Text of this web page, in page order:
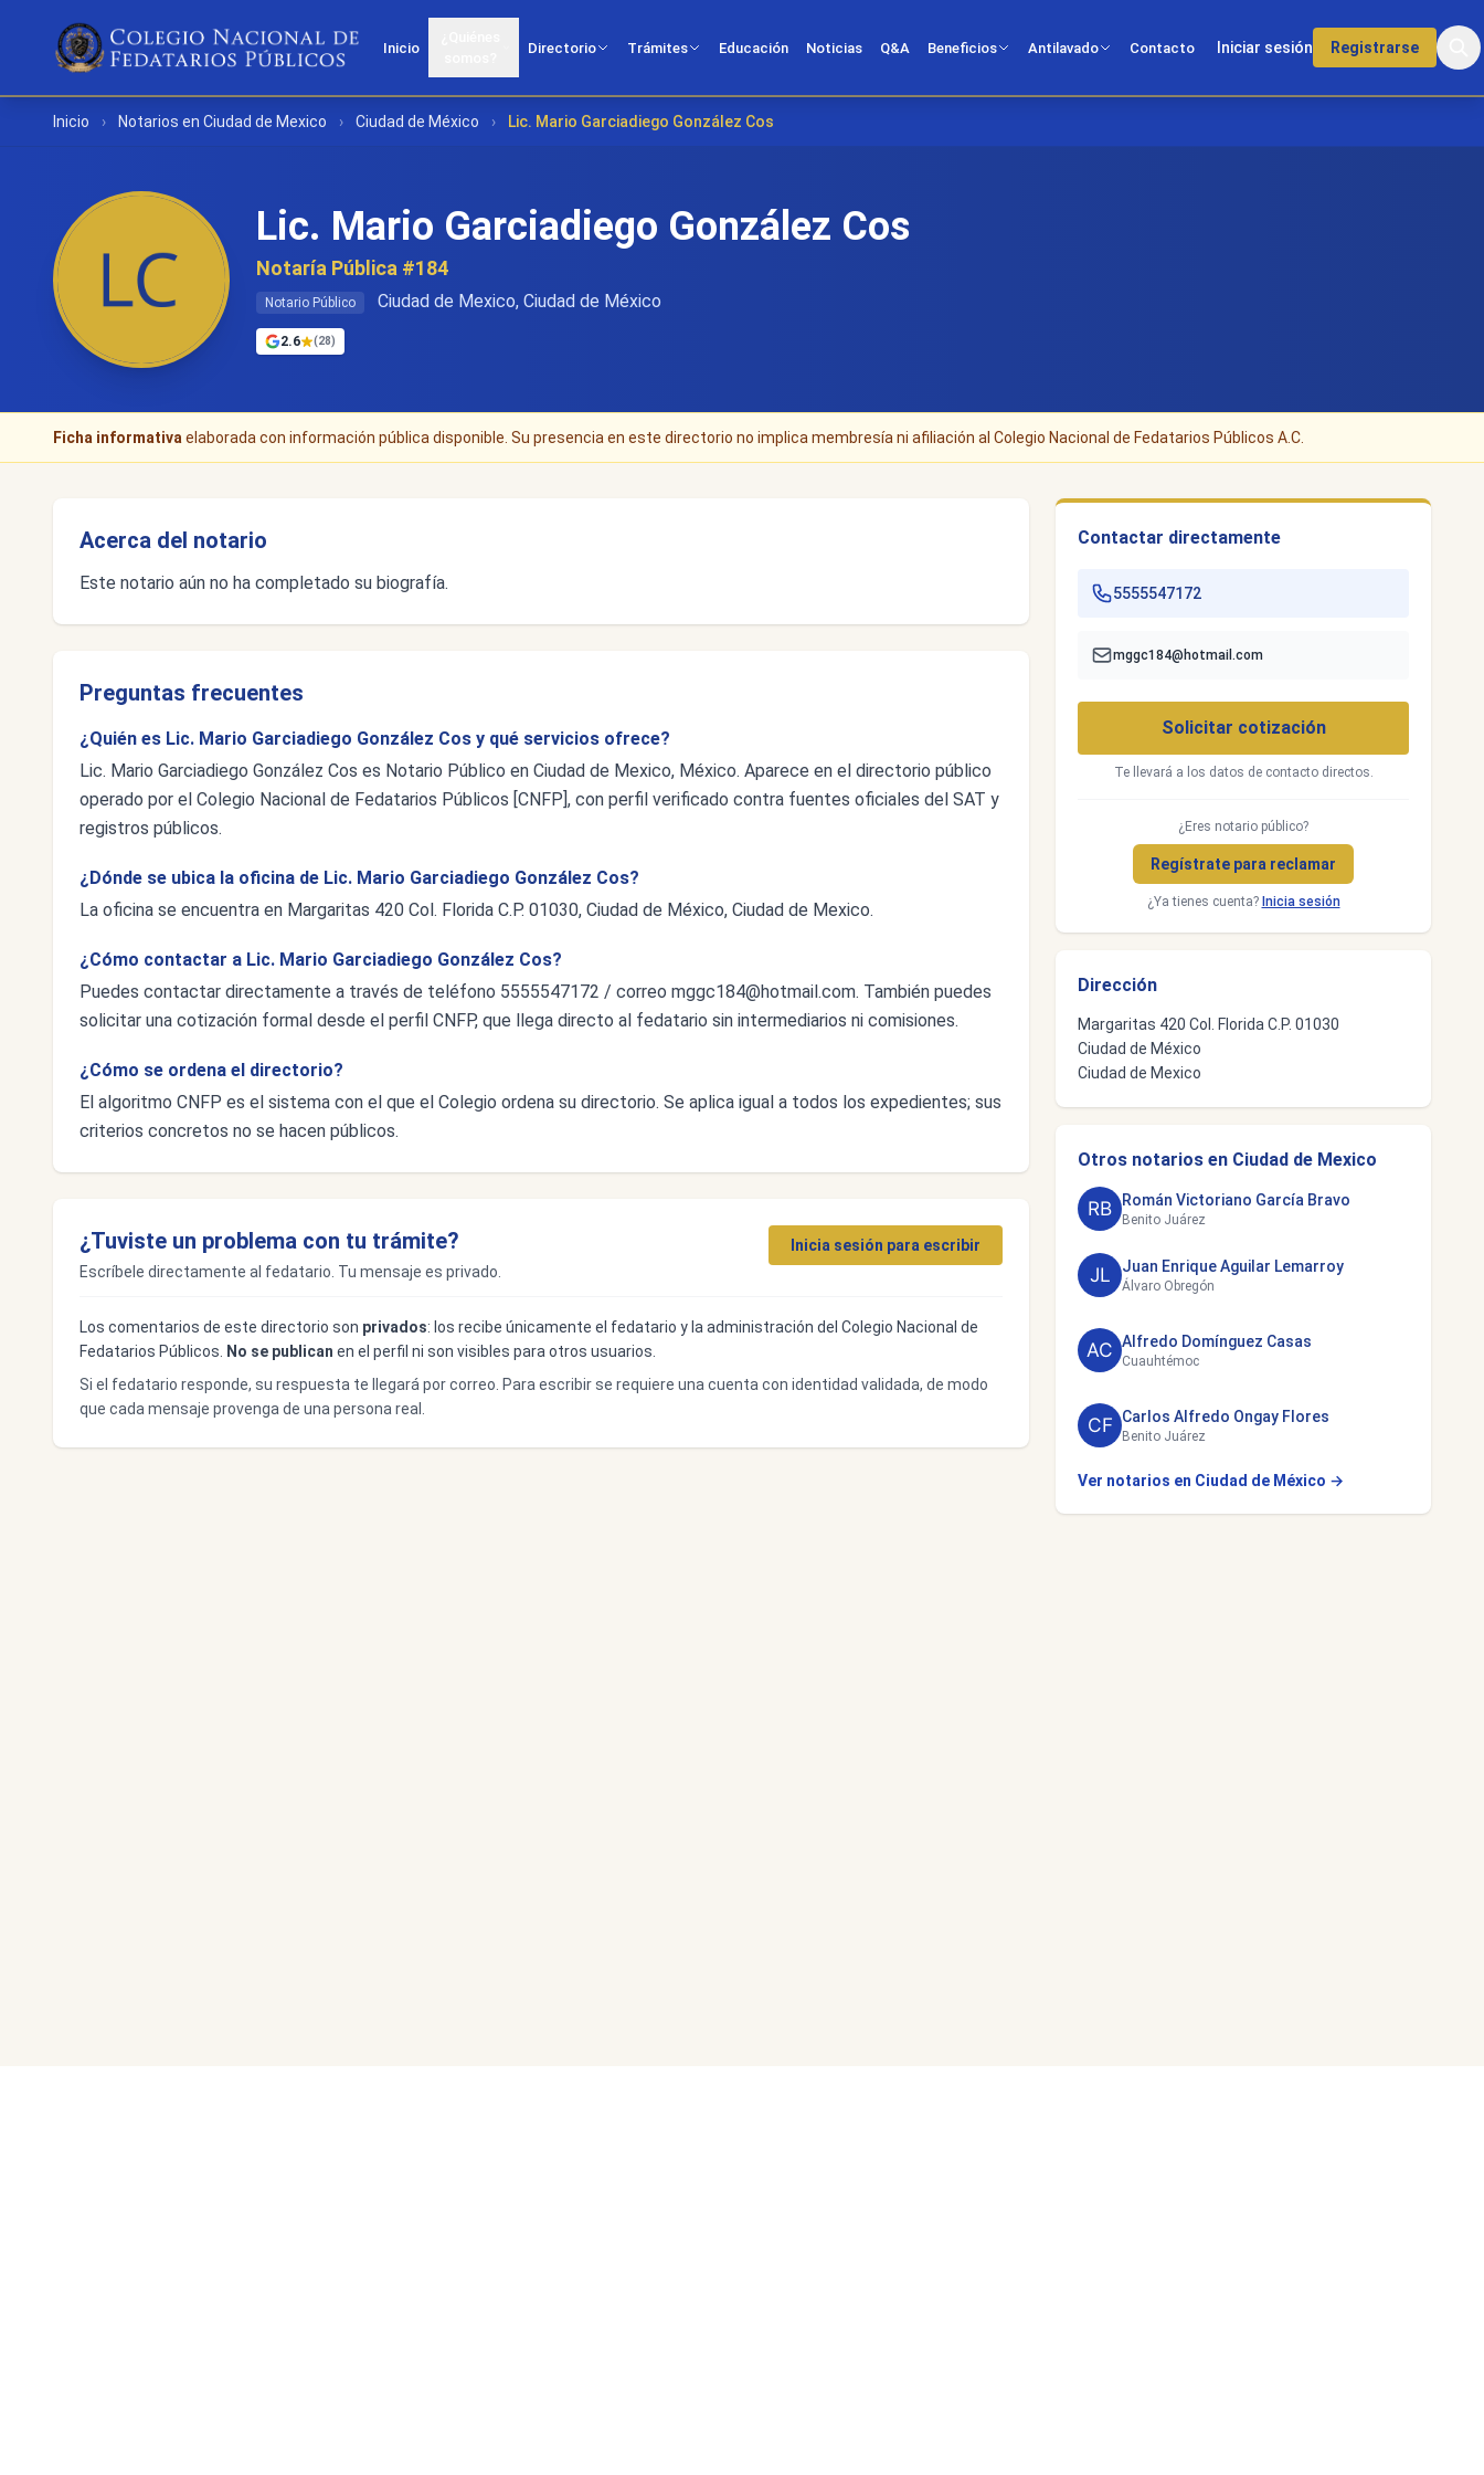
Inicio Directorio Trámites Educación Noticias Q&A Beneficios Antilavado Contacto Iniciar sesión Registrarse
Inicio › Notarios en Ciudad de Mexico › Ciudad de México › Lic. Mario Garciadiego González Cos
Lic. Mario Garciadiego González Cos
Notaría Pública #184
Notario Público Ciudad de Mexico, Ciudad de México
2.6 (28)
Ficha informativa elaborada con información pública disponible. Su presencia en este directorio no implica membresía ni afiliación al Colegio Nacional de Fedatarios Públicos A.C.
Acerca del notario
Este notario aún no ha completado su biografía.
Preguntas frecuentes
¿Quién es Lic. Mario Garciadiego González Cos y qué servicios ofrece?
Lic. Mario Garciadiego González Cos es Notario Público en Ciudad de Mexico, México. Aparece en el directorio público
operado por el Colegio Nacional de Fedatarios Públicos [CNFP], con perfil verificado contra fuentes oficiales del SAT y
registros públicos.
¿Dónde se ubica la oficina de Lic. Mario Garciadiego González Cos?
La oficina se encuentra en Margaritas 420 Col. Florida C.P. 01030, Ciudad de México, Ciudad de Mexico.
¿Cómo contactar a Lic. Mario Garciadiego González Cos?
Puedes contactar directamente a través de teléfono 5555547172 / correo mggc184@hotmail.com. También puedes
solicitar una cotización formal desde el perfil CNFP, que llega directo al fedatario sin intermediarios ni comisiones.
¿Cómo se ordena el directorio?
El algoritmo CNFP es el sistema con el que el Colegio ordena su directorio. Se aplica igual a todos los expedientes; sus
criterios concretos no se hacen públicos.
¿Tuviste un problema con tu trámite?
Escríbele directamente al fedatario. Tu mensaje es privado.
Inicia sesión para escribir
Los comentarios de este directorio son privados: los recibe únicamente el fedatario y la administración del Colegio Nacional de
Fedatarios Públicos.
No se publican en el perfil ni son visibles para otros usuarios.
Si el fedatario responde, su respuesta te llegará por correo. Para escribir se requiere una cuenta con identidad validada, de modo
que cada mensaje provenga de una persona real.
Contactar directamente
5555547172
mggc184@hotmail.com
Solicitar cotización
Te llevará a los datos de contacto directos.
¿Eres notario público?
Regístrate para reclamar
¿Ya tienes cuenta? Inicia sesión
Dirección
Margaritas 420 Col. Florida C.P. 01030
Ciudad de México
Ciudad de Mexico
Otros notarios en Ciudad de Mexico
Román Victoriano García Bravo
Benito Juárez
Juan Enrique Aguilar Lemarroy
Álvaro Obregón
Alfredo Domínguez Casas
Cuauhtémoc
Carlos Alfredo Ongay Flores
Benito Juárez
Ver notarios en Ciudad de México →